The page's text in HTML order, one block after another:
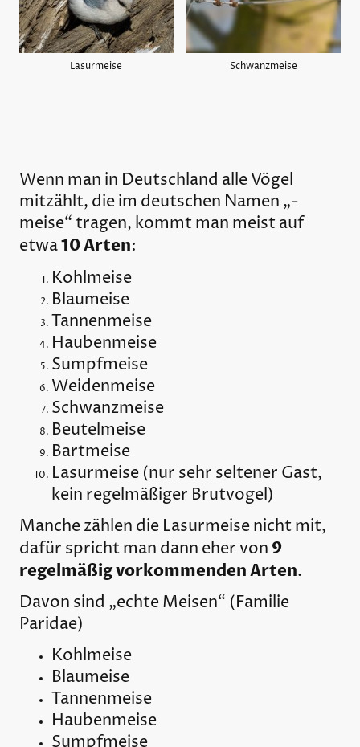
Lasurmeise Schwanzmeise
Wenn man in Deutschland alle Vögel
mitzählt, die im deutschen Namen „-
meise“ tragen, kommt man meist auf
etwa10 Arten:
Kohlmeise
Blaumeise
Tannenmeise
Haubenmeise
Sumpfmeise
Weidenmeise
Schwanzmeise
Beutelmeise
Bartmeise
Lasurmeise (nur sehr seltener Gast,
kein regelmäßiger Brutvogel)
Manche zählen die Lasurmeise nicht mit,
dafür spricht man dann eher von 9
regelmäßig vorkommenden Arten.
Davon sind „echte Meisen“ (Familie
Paridae)
Kohlmeise
Blaumeise
Tannenmeise
Haubenmeise